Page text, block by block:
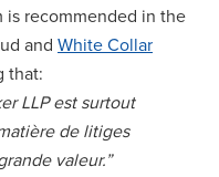
is recommended in the
and White Collar
that:
LLP est surtout
de litiges
valeur.”